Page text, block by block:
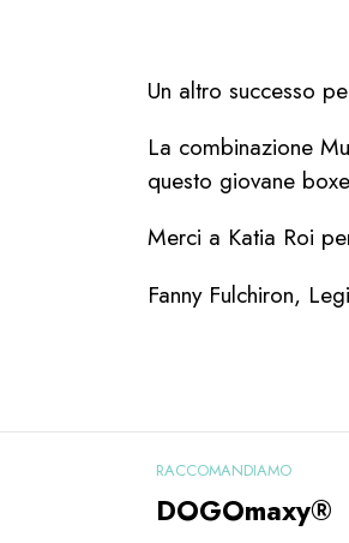
Un altro successo
La combinazione
questo giovane
Merci a Katia Roi
Fanny Fulchiron,
RACCOMANDIAMO
DOGOmaxy®